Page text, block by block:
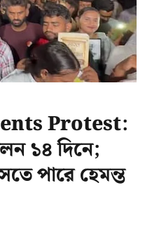
Protest:
১৪ দিনে;
পারে হেমন্ত